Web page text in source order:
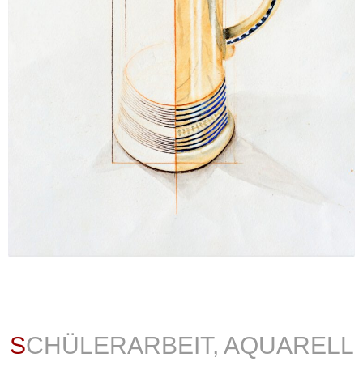
SCHÜLERARBEIT, AQUARELL